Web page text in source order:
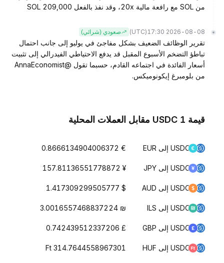
من SOL مع رافعة مالية 20x، وقد نفذ بالفعل 209,000 SOL
2026-08-08 17:30
(UTC) صعودي (شرائي)
تقرير الوظائف الضعيف بشكل مفاجئ في يوليو إلى جانب احتمال
تباطؤ التضخم الأسبوع المقبل قد يدفع الاحتياطي الفيدرالي إلى تثبيت
أسعار الفائدة في اجتماعه القادم، حسبما تقول @AnnaEconomist
من بلومبرغ إيكونوميكس.
قيمة 1 USDC مقابل العملات المحلية
USDC إلى EUR € 0.8666134904006372
USDC إلى JPY ¥ 157.81136551778872
USDC إلى AUD $ 1.417309299505777
USDC إلى ILS ₪ 3.0016557468837224
USDC إلى GBP £ 0.742439512337206
USDC إلى HUF Ft 314.7644558967301